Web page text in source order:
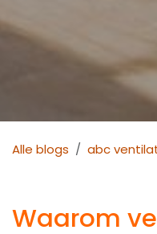
Alle blogs abc
Waarom